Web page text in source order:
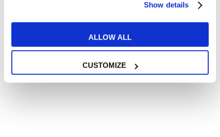
Show details
ALLOW ALL
CUSTOMIZE